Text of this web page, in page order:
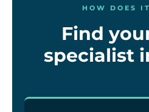
HOW DOES
Find
specialist